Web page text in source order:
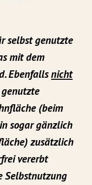
selbst genutzte
mit dem
Ebenfallsnicht
(beim
sogar gänzlich
zusätzlich
vererbt
Selbstnutzung